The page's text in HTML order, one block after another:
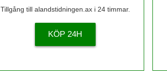
Tillgång till alandstidningen.ax i 24 timmar.
KÖP 24H